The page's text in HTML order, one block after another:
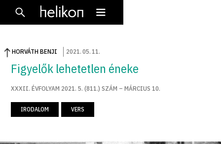
HORVÁTH BENJI 2021.05. 11.
Figyelők lehetetlen éneke
XXXII. ÉVFOLYAM 2021. 5. (811.) SZÁM – MÁRCIUS 10.
IRODALOM VERS